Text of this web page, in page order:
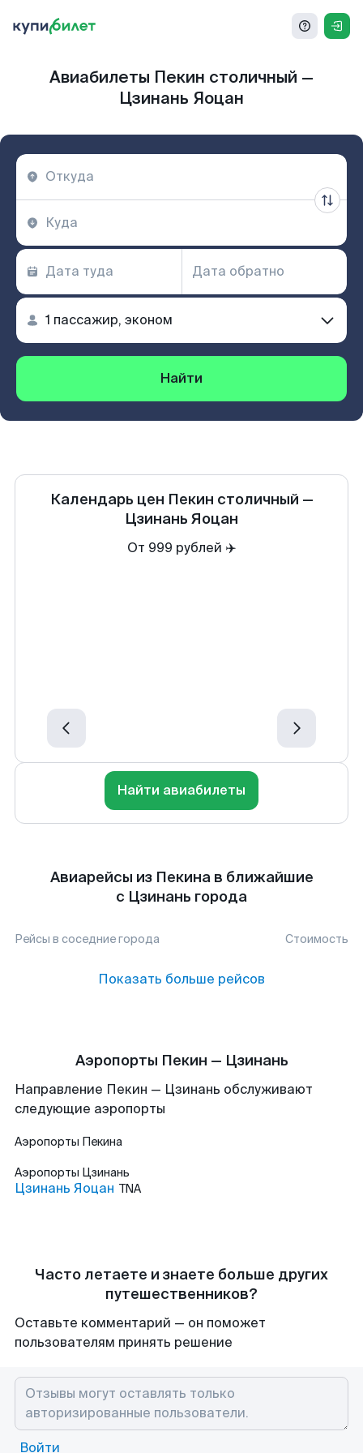
Авиабилеты Пекин столичный —
Цзинань Яоцан
Найти
Календарь цен Пекин столичный —
Цзинань Яоцан
От 999 рублей ✈️
Найти авиабилеты
Авиарейсы из Пекина в ближайшие
с Цзинань города
Рейсы в соседние города Стоимость
Показать больше рейсов
Аэропорты Пекин — Цзинань
Направление Пекин — Цзинань обслуживают
следующие аэропорты
Аэропорты Пекина
Аэропорты Цзинань
Цзинань Яоцан TNA
Часто летаете и знаете больше других
путешественников?
Оставьте комментарий — он поможет
пользователям принять решение
Войти